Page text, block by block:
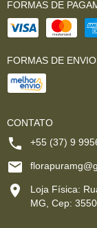
FORMAS DE
FORMAS DE ENVIO
CONTATO
+55 (37) 9
Loja Física:
MG, Cep: